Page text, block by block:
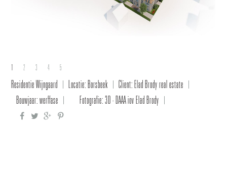
1 2 3 4 5
Residentie Wijngaard Locatie: Borsbeek
Client: Elad Brody real estate
Bouwjaar: werffase
Fotografie: 3D - DAAA iov Elad Brody